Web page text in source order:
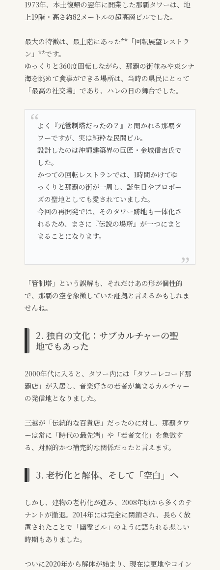
1973年、本土復帰の翌年に開業した那覇タワーは、地
上19階・高さ約82メートルの超高層ビルでした。
最大の特徴は、最上階にあった**「回転展望レストラ
ン」**です。
ゆっくりと360度回転しながら、那覇の街並みや東シナ
海を眺めて食事ができる場所は、当時の県民にとって
「最高の社交場」であり、ハレの日の舞台でした。
よく 『元管制塔だったの？』 と聞かれる那覇タ
ワーですが、実は純粋な民間ビル。
設計したのは沖縄建築界の巨匠・金城信吉氏で
した。
かつての回転レストランでは、1時間かけてゆ
っくりと那覇の街が一周し、誕生日やプロポー
ズの聖地としても愛されていました。
今回の再開発では、そのタワー跡地も一体化さ
れるため、まさに『伝説の場所』が一つにまと
まることになります。
「管制塔」という誤解も、それだけあの形が個性的
で、那覇の空を象徴していた証拠と言えるかもしれま
せんね。
2. 独自の文化：サブカルチャーの聖
地でもあった
2000年代に入ると、タワー内には「タワーレコード那
覇店」が入居し、音楽好きの若者が集まるカルチャー
の発信地となりました。
三越が「伝統的な百貨店」だったのに対し、那覇タワ
ーは常に「時代の最先端」や「若者文化」を象徴す
る、対照的かつ補完的な関係だったと言えます。
3. 老朽化と解体、そして「空白」へ
しかし、建物の老朽化が進み、2008年頃から多くのテ
ナントが撤退。2014年には完全に閉鎖され、長らく放
置されたことで「幽霊ビル」のように語られる悲しい
時期もありました。
ついに2020年から解体が始まり、現在は更地やコイン